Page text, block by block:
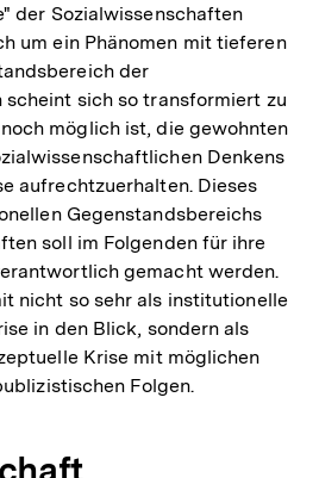
der Sozialwissenschaften
um ein Phänomen mit tieferen
der
scheint sich so transformiert zu
möglich ist, die gewohnten
Denkens
aufrechtzuerhalten. Dieses
Gegenstandsbereichs
soll im Folgenden für ihre
gemacht werden.
nicht so sehr als institutionelle
in den Blick, sondern als
Krise mit möglichen
Folgen.